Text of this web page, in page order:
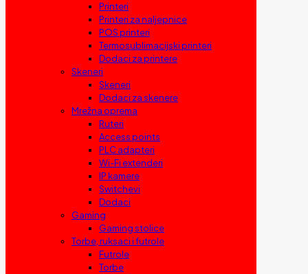
Printeri
Printeri za naljepnice
POS printeri
Termosublimacijski printeri
Dodaci za printere
Skeneri
Skeneri
Dodaci za skenere
Mrežna oprema
Ruteri
Access points
PLC adapteri
Wi-Fi extenderi
IP kamere
Switchevi
Dodaci
Gaming
Gaming stolice
Torbe, ruksaci i futrole
Futrole
Torbe